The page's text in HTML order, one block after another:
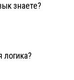
знаете?
логика?